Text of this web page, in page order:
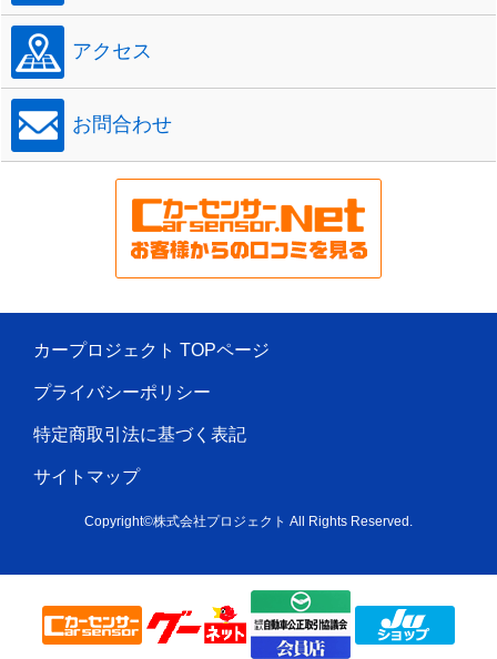
アクセス
お問合わせ
カープロジェクト TOPページ
プライバシーポリシー
特定商取引法に基づく表記
サイトマップ
Copyright©株式会社プロジェクト All Rights Reserved.